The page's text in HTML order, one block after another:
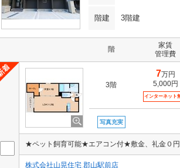
階建 3階建
階
家賃
管理費
3階
7万円
5,000円
インターネット
写真充実
株式会社山晃住宅 郡山駅前店